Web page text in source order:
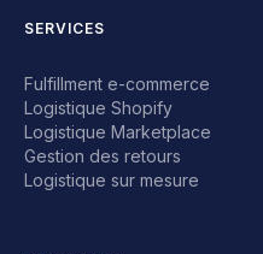
SERVICES
Fulfillment e-commerce
Logistique Shopify
Logistique Marketplace
Gestion des retours
Logistique sur mesure